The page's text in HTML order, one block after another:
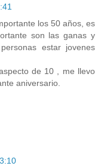
los 50 años, es
son las ganas y
estar jovenes
de 10 , me llevo
aniversario.